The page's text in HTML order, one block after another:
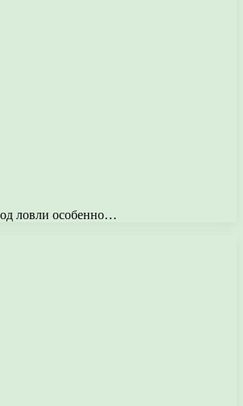
ловли особенно…